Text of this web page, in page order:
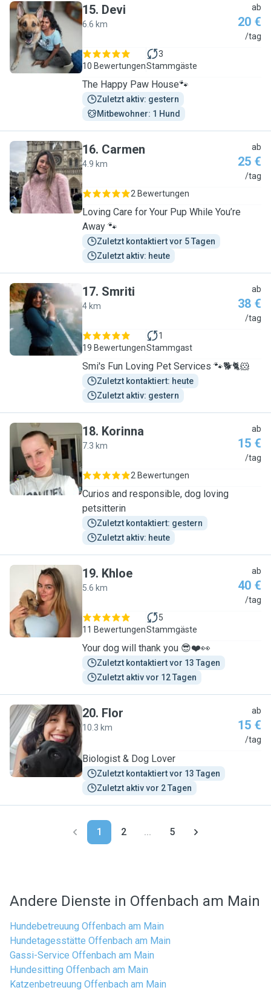
D
15. Devi
6.6 km
ab
20 €
/tag
10 Bewertungen
3
Stammgäste
The Happy Paw House🐾
Zuletzt aktiv: gestern
Mitbewohner: 1 Hund
C
16. Carmen
4.9 km
ab
25 €
/tag
2 Bewertungen
Loving Care for Your Pup While You’re
Away 🐾
Zuletzt kontaktiert vor 5 Tagen
Zuletzt aktiv: heute
S
17. Smriti
4 km
ab
38 €
/tag
19 Bewertungen
1
Stammgast
Smi's Fun Loving Pet Services 🐾🐕🐈🐹
Zuletzt kontaktiert: heute
Zuletzt aktiv: gestern
K
18. Korinna
7.3 km
ab
15 €
/tag
2 Bewertungen
Curios and responsible, dog loving
petsitterin
Zuletzt kontaktiert: gestern
Zuletzt aktiv: heute
K
19. Khloe
5.6 km
ab
40 €
/tag
11 Bewertungen
5
Stammgäste
Your dog will thank you 😎❤️👀
Zuletzt kontaktiert vor 13 Tagen
Zuletzt aktiv vor 12 Tagen
F
20. Flor
10.3 km
ab
15 €
/tag
Biologist & Dog Lover
Zuletzt kontaktiert vor 13 Tagen
Zuletzt aktiv vor 2 Tagen
1 2 ... 5
Andere Dienste in Offenbach am Main
Hundebetreuung Offenbach am Main
Hundetagesstätte Offenbach am Main
Gassi-Service Offenbach am Main
Hundesitting Offenbach am Main
Katzenbetreuung Offenbach am Main